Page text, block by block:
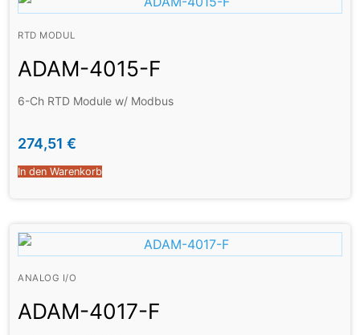
RTD MODUL
ADAM-4015-F
6-Ch RTD Module w/ Modbus
274,51 €
In den Warenkorb
ANALOG I/O
ADAM-4017-F